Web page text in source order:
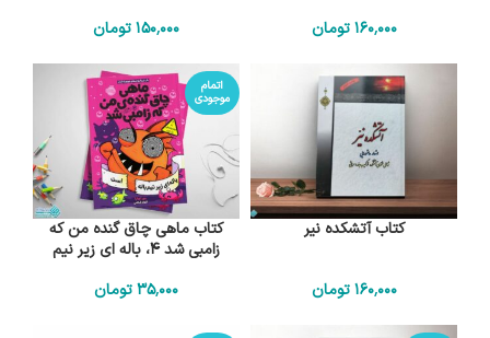
160٬000 تومان 150٬000تومان
کتاب آتشکده نیر
160٬000 تومان
اتمام
موجودی
کتاب ماهی چاق گنده من که
زامبی شد 4، باله ای زیر نیم
35٬000تومان